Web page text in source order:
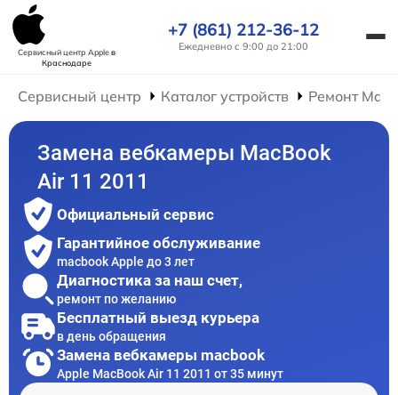
Сервисный центр Appleв
Краснодаре
+7 (861) 212-36-12
Ежедневно с 9:00 до 21:00
Сервисный центр Каталог устройств Ремонт
Замена вебкамеры MacBook
Air 11 2011
Официальный сервис
Гарантийное обслуживание
macbook Apple до 3 лет
Диагностика за наш счет,
ремонт по желанию
Бесплатный выезд курьера
в день обращения
Замена вебкамеры macbook
Apple MacBook Air 11 2011 от 35 минут